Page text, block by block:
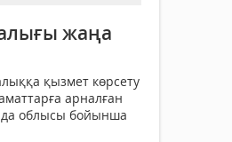
жаңа
қызмет көрсету
арналған
облысы бойынша